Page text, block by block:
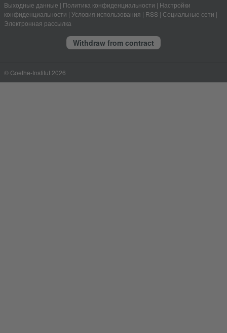
Выходные данные | Политика конфиденциальности | Настройки
конфиденциальности | Условия использования | RSS | Социальные сети |
Электронная рассылка
Withdraw from contract
© Goethe-Institut 2026